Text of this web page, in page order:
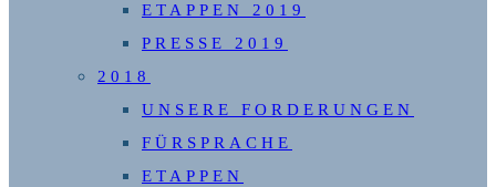
ETAPPEN 2019
PRESSE 2019
2018
UNSERE FORDERUNGEN
FÜRSPRACHE
ETAPPEN